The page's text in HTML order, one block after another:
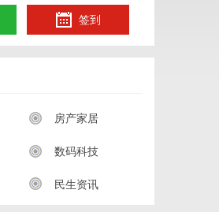
签到
房产家居
数码科技
民生资讯